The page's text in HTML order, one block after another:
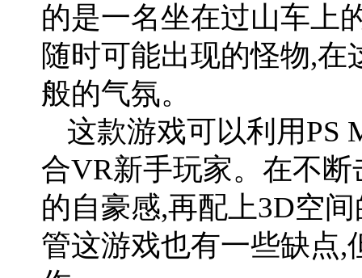
的是一名坐在过山车上
随时可能出现的怪物,
般的气氛。
这款游戏可以利用PS
合VR新手玩家。在不
的自豪感,再配上3D空
管这游戏也有一些缺点